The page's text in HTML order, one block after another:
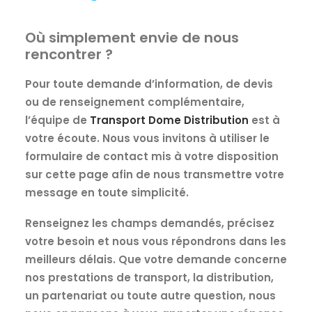
Où simplement envie de nous
rencontrer ?
Pour toute demande d’information, de devis
ou de renseignement complémentaire,
l’équipe de Transport Dome Distribution est à
votre écoute. Nous vous invitons à utiliser le
formulaire de contact mis à votre disposition
sur cette page afin de nous transmettre votre
message en toute simplicité.
Renseignez les champs demandés, précisez
votre besoin et nous vous répondrons dans les
meilleurs délais. Que votre demande concerne
nos prestations de transport, la distribution,
un partenariat ou toute autre question, nous